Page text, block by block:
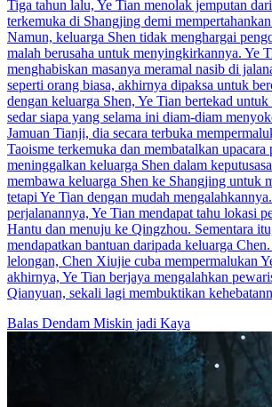
Tiga tahun lalu, Ye Tian menolak jemputan
terkemuka di Shangjing demi
Namun, keluarga Shen tidak menghargai
malah berusaha untuk menyingkirkannya. Ye
menghabiskan masanya meramal nasib di
seperti orang biasa, akhirnya dipaksa untuk
dengan keluarga Shen, Ye Tian bertekad untuk
sedar siapa yang selama ini diam-diam
Jamuan Tianji, dia secara terbuka
Taoisme terkemuka dan membatalkan
meninggalkan keluarga Shen dalam
membawa keluarga Shen ke Shangjing untuk
tetapi Ye Tian dengan mudah
perjalanannya, Ye Tian mendapat tahu lokasi
Hantu dan menuju ke Qingzhou. Sementara
mendapatkan bantuan daripada keluarga
lelongan, Chen Xiujie cuba mempermalukan
akhirnya, Ye Tian berjaya mengalahkan
Qianyuan, sekali lagi membuktikan
Balas Dendam Miskin jadi Kaya